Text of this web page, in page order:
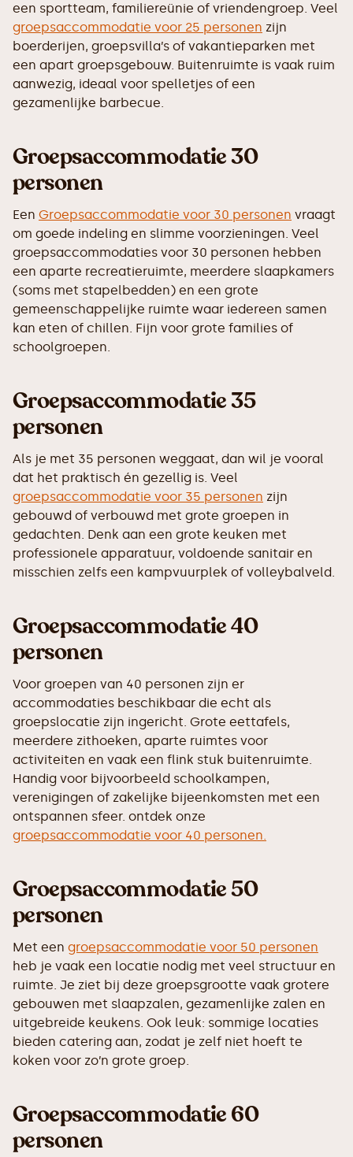
een sportteam, familiereünie of vriendengroep. Veel
groepsaccommodatie voor 25 personen zijn
boerderijen, groepsvilla’s of vakantieparken met
een apart groepsgebouw. Buitenruimte is vaak ruim
aanwezig, ideaal voor spelletjes of een
gezamenlijke barbecue.
Groepsaccommodatie 30
personen
Een Groepsaccommodatie voor 30 personen vraagt
om goede indeling en slimme voorzieningen. Veel
groepsaccommodaties voor 30 personen hebben
een aparte recreatieruimte, meerdere slaapkamers
(soms met stapelbedden) en een grote
gemeenschappelijke ruimte waar iedereen samen
kan eten of chillen. Fijn voor grote families of
schoolgroepen.
Groepsaccommodatie 35
personen
Als je met 35 personen weggaat, dan wil je vooral
dat het praktisch én gezellig is. Veel
groepsaccommodatie voor 35 personen zijn
gebouwd of verbouwd met grote groepen in
gedachten. Denk aan een grote keuken met
professionele apparatuur, voldoende sanitair en
misschien zelfs een kampvuurplek of volleybalveld.
Groepsaccommodatie 40
personen
Voor groepen van 40 personen zijn er
accommodaties beschikbaar die echt als
groepslocatie zijn ingericht. Grote eettafels,
meerdere zithoeken, aparte ruimtes voor
activiteiten en vaak een flink stuk buitenruimte.
Handig voor bijvoorbeeld schoolkampen,
verenigingen of zakelijke bijeenkomsten met een
ontspannen sfeer. ontdek onze
groepsaccommodatie voor 40 personen.
Groepsaccommodatie 50
personen
Met een groepsaccommodatie voor 50 personen
heb je vaak een locatie nodig met veel structuur en
ruimte. Je ziet bij deze groepsgrootte vaak grotere
gebouwen met slaapzalen, gezamenlijke zalen en
uitgebreide keukens. Ook leuk: sommige locaties
bieden catering aan, zodat je zelf niet hoeft te
koken voor zo’n grote groep.
Groepsaccommodatie 60
personen